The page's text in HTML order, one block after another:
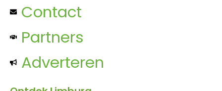
Contact
Partners
Adverteren